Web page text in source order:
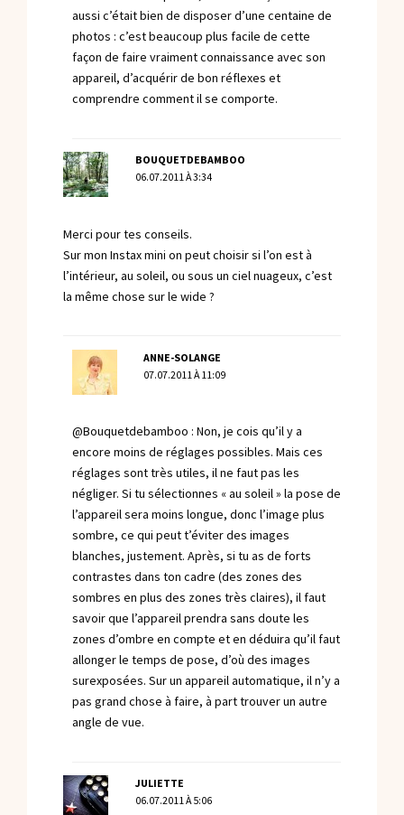
aussi c’était bien de disposer d’une centaine de
photos : c’est beaucoup plus facile de cette
façon de faire vraiment connaissance avec son
appareil, d’acquérir de bon réflexes et
comprendre comment il se comporte.
BOUQUETDEBAMBOO
06.07.2011 À 3:34
Merci pour tes conseils.
Sur mon Instax mini on peut choisir si l’on est à
l’intérieur, au soleil, ou sous un ciel nuageux, c’est
la même chose sur le wide ?
ANNE-SOLANGE
07.07.2011 À 11:09
@Bouquetdebamboo : Non, je cois qu’il y a
encore moins de réglages possibles. Mais ces
réglages sont très utiles, il ne faut pas les
négliger. Si tu sélectionnes « au soleil » la pose de
l’appareil sera moins longue, donc l’image plus
sombre, ce qui peut t’éviter des images
blanches, justement. Après, si tu as de forts
contrastes dans ton cadre (des zones des
sombres en plus des zones très claires), il faut
savoir que l’appareil prendra sans doute les
zones d’ombre en compte et en déduira qu’il faut
allonger le temps de pose, d’où des images
surexposées. Sur un appareil automatique, il n’y a
pas grand chose à faire, à part trouver un autre
angle de vue.
JULIETTE
06.07.2011 À 5:06